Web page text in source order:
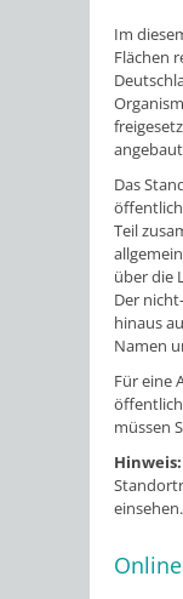
Im
Flächen
Das
Teil
über die
Der
hinaus
Namen
Für eine
müssen
Hinweis:
einsehen.